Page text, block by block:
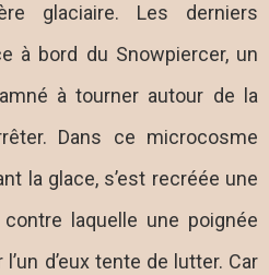
glaciaire. Les derniers
à bord du Snowpiercer, un
à tourner autour de la
Dans ce microcosme
la glace, s’est recréée une
laquelle une poignée
d’eux tente de lutter. Car